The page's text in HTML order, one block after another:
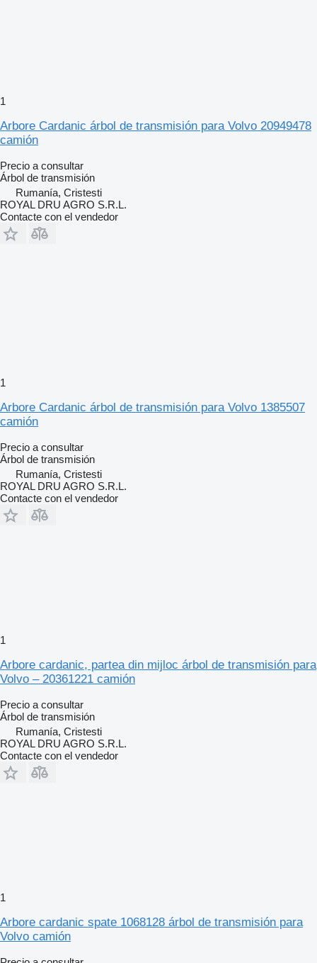
1
Arbore Cardanic árbol de transmisión para Volvo 20949478
camión
Precio a consultar
Árbol de transmisión
Rumanía, Cristesti
ROYAL DRU AGRO S.R.L.
Contacte con el vendedor
1
Arbore Cardanic árbol de transmisión para Volvo 1385507
camión
Precio a consultar
Árbol de transmisión
Rumanía, Cristesti
ROYAL DRU AGRO S.R.L.
Contacte con el vendedor
1
Arbore cardanic, partea din mijloc árbol de transmisión para
Volvo – 20361221 camión
Precio a consultar
Árbol de transmisión
Rumanía, Cristesti
ROYAL DRU AGRO S.R.L.
Contacte con el vendedor
1
Arbore cardanic spate 1068128 árbol de transmisión para
Volvo camión